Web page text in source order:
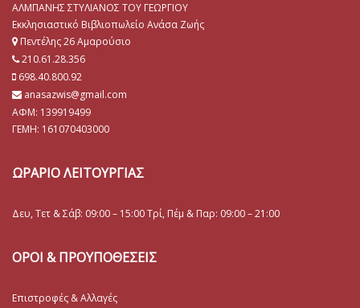
ΑΛΜΠΑΝΗΣ ΣΤΥΛΙΑΝΟΣ ΤΟΥ ΓΕΩΡΓΙΟΥ
Εκκλησιαστικό Βιβλιοπωλείο Ανάσα Ζωής
Πεντέλης 26 Αμαρούσιο
210.61.28.356
698.40.800.92
anasazwis@gmail.com
ΑΦΜ: 139919499
ΓΕΜΗ: 161070403000
ΩΡΑΡΙΟ ΛΕΙΤΟΥΡΓΙΑΣ
Δευ, Τετ & Σάβ: 09:00 – 15:00 Τρί, Πέμ & Παρ: 09:00 – 21:00
ΟΡΟΙ & ΠΡΟΥΠΟΘΕΣΕΙΣ
Επιστροφές & Αλλαγές